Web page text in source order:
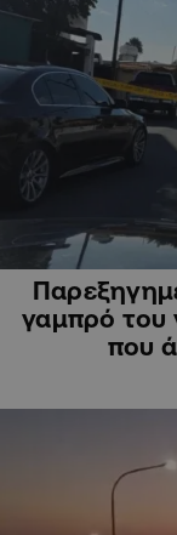
γαμπρό του
που